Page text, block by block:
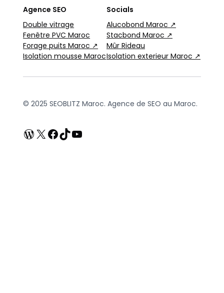
Agence SEO
Double vitrage
Fenêtre PVC Maroc
Forage puits Maroc ↗
Isolation mousse Maroc
Socials
Alucobond Maroc ↗
Stacbond Maroc ↗
Mûr Rideau
Isolation exterieur Maroc ↗
© 2025 SEOBLITZ Maroc. Agence de SEO au Maroc.
WordPress
X Facebook
TikTokYouTube